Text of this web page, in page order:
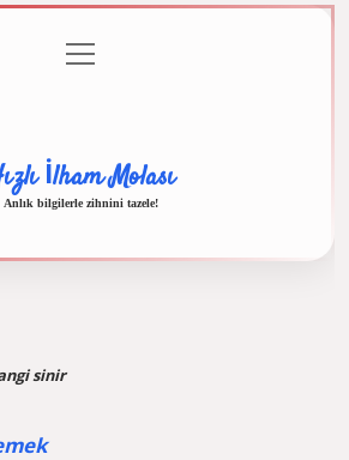
menüyü
aç
İlham Molası
Anlık bilgilerle zihnini tazele!
sinir